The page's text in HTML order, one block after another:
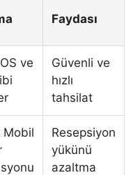
Faydası
ve
Güvenli ve
hızlı
tahsilat
Mobil
Resepsiyon
yükünü
azaltma